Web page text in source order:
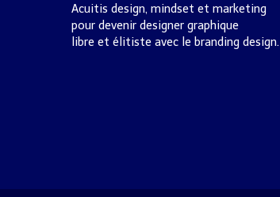
Acuitis design, mindset et marketing
pour devenir designer graphique
libre et élitiste avec le branding design.